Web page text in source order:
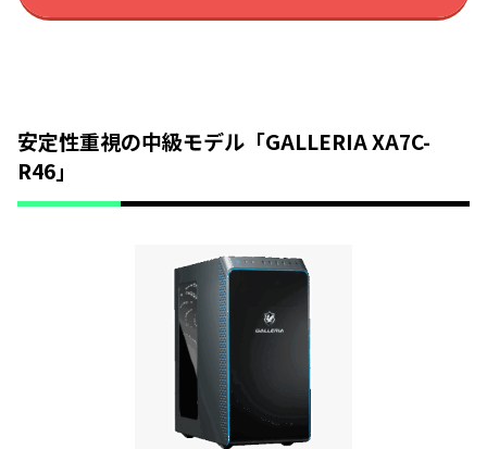
安定性重視の中級モデル「GALLERIA XA7C-
R46」